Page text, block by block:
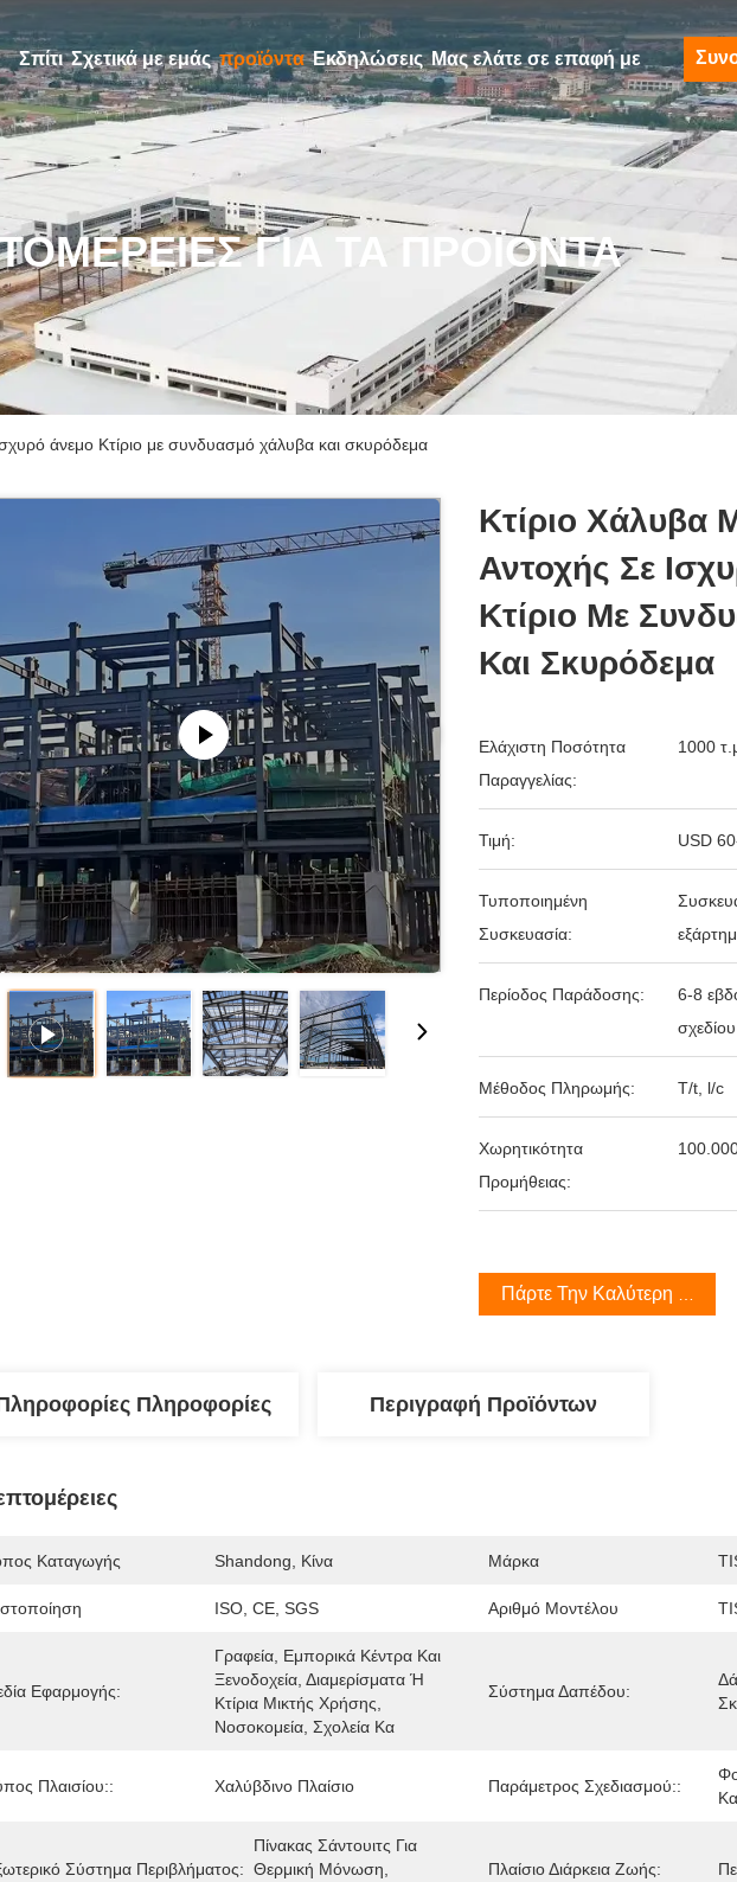
Σπίτι Σχετικά με εμάς προϊόντα Εκδηλώσεις Μας ελάτε σε επαφή με
ΓΙΑ ΤΑ ΠΡΟΪΌΝΤΑ
άνεμο Κτίριο με συνδυασμό χάλυβα και σκυρόδεμα
Κτίριο Χάλυβα
Αντοχής Σε
Κτίριο Με
Και Σκυρόδεμα
Ελάχιστη Ποσότητα
Παραγγελίας:
1000
Τιμή: USD
Τυποποιημένη
Συσκευασία:
Περίοδος Παράδοσης:
6-8
Μέθοδος Πληρωμής: T/t, l/c
Χωρητικότητα
Προμήθειας:
Πάρτε Την Καλύτερη Τιμή
Πληροφορίες Περιγραφή Προϊόντων
Καταγωγής Shandong, Κίνα Μάρκα
ISO, CE, SGS Αριθμό Μοντέλου
Εφαρμογής:
Γραφεία, Εμπορικά Κέντρα Και
Ξενοδοχεία, Διαμερίσματα Ή
Κτίρια Μικτής Χρήσης,
Νοσοκομεία, Σχολεία Κα
Σύστημα Δαπέδου:
Πλαισίου:: Χαλύβδινο Πλαίσιο Παράμετρος Σχεδιασμού::
Σύστημα Περιβλήματος:
Πίνακας Σάντουιτς Για
Θερμική Μόνωση,
Πλαίσιο Διάρκεια Ζωής: